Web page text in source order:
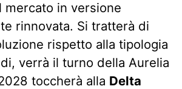
mercato in versione
rinnovata. Si tratterà di
rispetto alla tipologia
verrà il turno della Aurelia
toccherà alla Delta